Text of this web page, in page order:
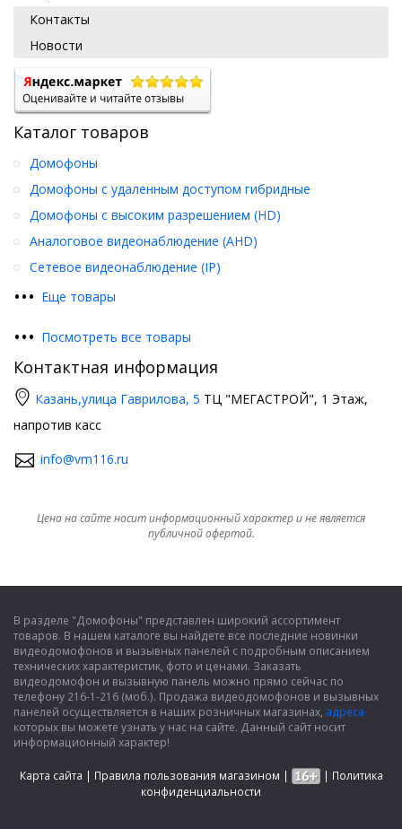
Контакты
Новости
Каталог товаров
••• Еще товары
Домофоны
Домофоны с удаленным доступом гибридные
Домофоны с высоким разрешением (HD)
Аналоговое видеонаблюдение (AHD)
Сетевое видеонаблюдение (IP)
••• Посмотреть все товары
Контактная информация
Казань,улица Гаврилова, 5 ТЦ "МЕГАСТРОЙ", 1 Этаж,
напротив касс
info@vm116.ru
Цена на сайте носит информационный характер и не является
публичной офертой.
В разделе "Домофоны" представлен широкий ассортимент
товаров. В нашем каталоге вы найдете все последние новинки
видеодомофонов и вызывных панелей с подробным описанием
технических характеристик, фото и ценами. Заказать
видеодомофон и вызывную панель можно прямо сейчас по
телефону 216-1-216 (моб.). Продажа видеодомофонов и вызывных
панелей осуществляется в наших розничных магазинах, адреса
которых вы можете узнать у нас на сайте. Данный сайт носит
информационный характер!
Карта сайта | Правила пользования магазином | | Политика
конфиденциальности